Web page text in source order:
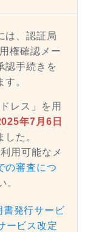
は、認証局
権確認メー
認手続きを
。
レス」を用
年7月6日
た。
用可能なメ
の審査につ
。
書発行サービ
ービス改定